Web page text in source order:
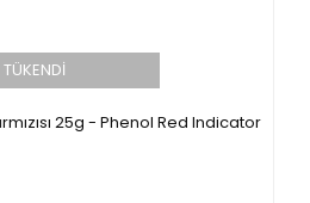
TÜKENDİ
25g - Phenol Red Indicator